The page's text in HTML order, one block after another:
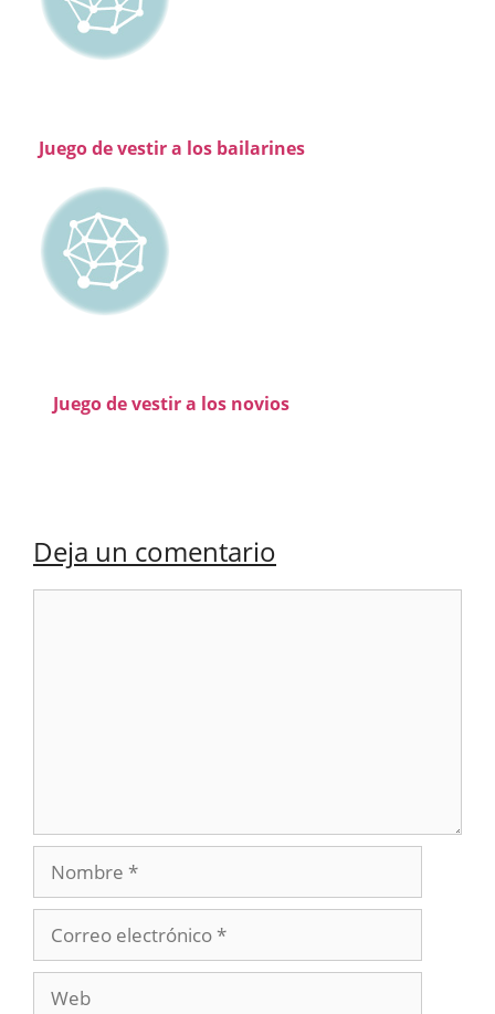
Juego de vestir a los bailarines
Juego de vestir a los novios
Deja un comentario
electrónico